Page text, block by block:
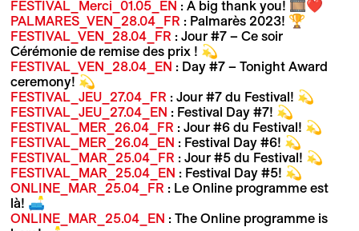
FESTIVAL_Merci_01.05_EN : A big thank you! 🎞❤
PALMARES_VEN_28.04_FR : Palmarès 2023! 🏆
FESTIVAL_VEN_28.04_FR : Jour #7 – Ce soir
Cérémonie de remise des prix ! 💫
FESTIVAL_VEN_28.04_EN : Day #7 – Tonight Award
ceremony! 💫
FESTIVAL_JEU_27.04_FR : Jour #7 du Festival! 💫
FESTIVAL_JEU_27.04_EN : Festival Day #7! 💫
FESTIVAL_MER_26.04_FR : Jour #6 du Festival! 💫
FESTIVAL_MER_26.04_EN : Festival Day #6! 💫
FESTIVAL_MAR_25.04_FR : Jour #5 du Festival! 💫
FESTIVAL_MAR_25.04_EN : Festival Day #5! 💫
ONLINE_MAR_25.04_FR : Le Online programme est
là! 🛋️
ONLINE_MAR_25.04_EN : The Online programme is